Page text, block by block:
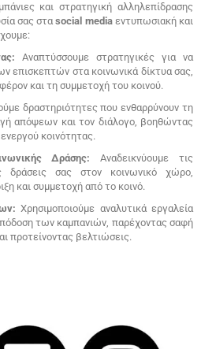
και στρατηγική αλληλεπίδρασης
σας στα social mediaεντυπωσιακή και
Αναπτύσσουμε στρατηγικές για να
επισκεπτών στα κοινωνικά δίκτυα σας,
και τη συμμετοχή του κοινού.
δραστηριότητες που ενθαρρύνουν τη
απόψεων και τον διάλογο, βοηθώντας
κοινότητας.
Δράσης: Αναδεικνύουμε τις
δράσεις σας στον κοινωνικό χώρο,
και συμμετοχή από το κοινό.
Χρησιμοποιούμε αναλυτικά εργαλεία
των καμπανιών, παρέχοντας σαφή
προτείνοντας βελτιώσεις.